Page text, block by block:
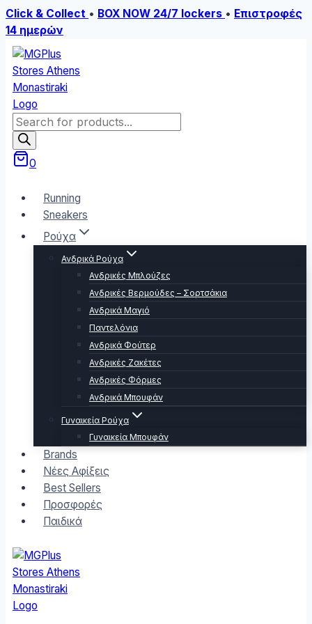
Click & Collect • BOX NOW 24/7 lockers • Επιστροφές
14 ημερών
Skip
to
content
Products
search
0
Running
Sneakers
Ρούχα
Ανδρικά Ρούχα
Ανδρικές Μπλούζες
Ανδρικές Βερμούδες – Σορτσάκια
Ανδρικά Μαγιό
Παντελόνια
Ανδρικά Φούτερ
Ανδρικές Ζακέτες
Ανδρικές Φόρμες
Ανδρικά Μπουφάν
Γυναικεία Ρούχα
Γυναικεία Μπουφάν
Brands
Νέες Αφίξεις
Best Sellers
Προσφορές
Παιδικά